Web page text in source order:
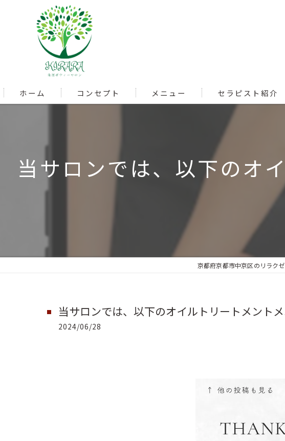
ホーム コンセプト メニュー セラピスト紹介
当サロンでは、以下のオ
京都府京都市中京区のリラク
当サロンでは、以下のオイルトリートメント
2024/06/28